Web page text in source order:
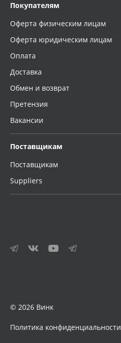
Покупателям
Оферта физическим лицам
Оферта юридическим лицам
Оплата
Доставка
Обмен и возврат
Претензия
Вакансии
Поставщикам
Поставщикам
Suppliers
© 2026 Винк
Политика конфиденциальности